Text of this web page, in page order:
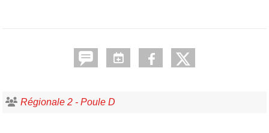
Régionale 2 - Poule D